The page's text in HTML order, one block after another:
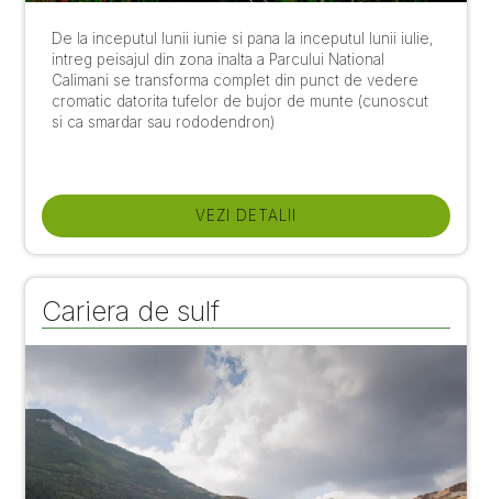
De la inceputul lunii iunie si pana la inceputul lunii iulie,
intreg peisajul din zona inalta a Parcului National
Calimani se transforma complet din punct de vedere
cromatic datorita tufelor de bujor de munte (cunoscut
si ca smardar sau rododendron)
VEZI DETALII
Cariera de sulf